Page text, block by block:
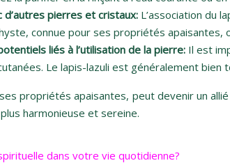
d’autres pierres et cristaux: L’association du
connue pour ses propriétés
liés à l’utilisation de la pierre: Il est
Le lapis-lazuli est généralement
propriétés apaisantes, peut devenir un
harmonieuse et sereine.
dans votre vie quotidienne?